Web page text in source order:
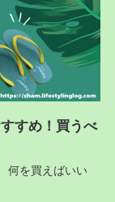
すめ！買うべ
何を買えばいい